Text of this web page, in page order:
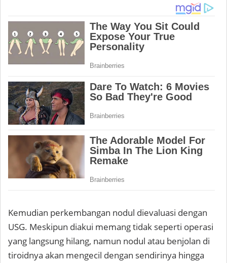
Kemudian perkembangan nodul dievaluasi dengan
USG. Meskipun diakui memang tidak seperti operasi
yang langsung hilang, namun nodul atau benjolan di
tiroidnya akan mengecil dengan sendirinya hingga